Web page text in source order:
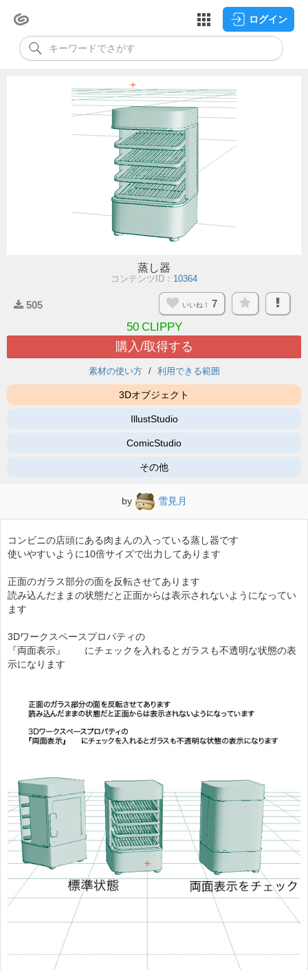
ログイン
蒸し器
コンテンツID： 10364
505 いいね！ 7
50 CLIPPY
購入/取得する
素材の使い方 利用できる範囲
3Dオブジェクト
IllustStudio
ComicStudio
その他
by 雪見月
コンビニの店頭にある肉まんの入っている蒸し器です
使いやすいように10倍サイズで出力してあります
正面のガラス部分の面を反転させてあります
読み込んだままの状態だと正面からは表示されないようになってい
ます
3Dワークスペースプロパティの
『両面表示』 にチェックを入れるとガラスも不透明な状態の表
示になります